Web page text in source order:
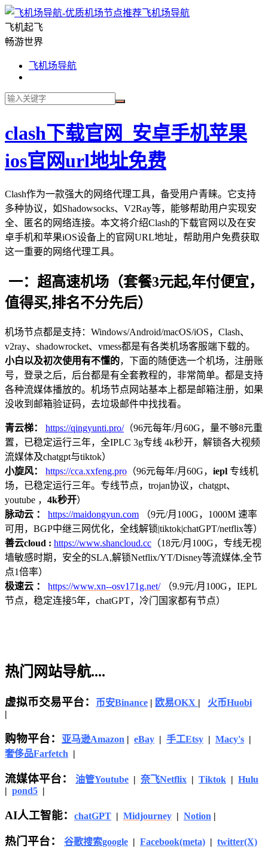
飞机场导航
飞机起飞
畅游世界
飞机场导航
clash下载官网_安卓手机苹果
ios官网url地址免费
Clash作为一款强大的网络代理工具，备受用户青睐。它支持
多种协议，如Shadowsocks、V2Ray等，能够帮助用户实现安
全、匿名的网络连接。本文将介绍Clash的下载官网以及在安
卓手机和苹果iOS设备上的官网URL地址，帮助用户免费获取
这一重要的网络代理工具。
一：超高速机场（套餐3元起,年付便宜，
值得买,排名不分先后）
机场节点都是支持：Windows/Android/macOS/iOS，Clash、
v2ray、shadowrocket、vmess都是有各类机场客服端下载的。
小白以及初次使用有不懂的，下面的随便选一个机场，注册账
号，登录之后，后台都是有全套教程的，非常简单。都是支持
各种流媒体播放的。机场节点网站基本上都是邮箱注册，如果
没收到邮箱验证码，去垃圾邮件中找找看。
青云梯： https://qingyunti.pro/（96元每年/月60G，量不够8元重
置，已稳定运行三年，全IPLC 3g专线 4k秒开，解锁各大视频
流媒体及chatgpt与tiktok）
小旋风：
https://cca.xxfeng.pro （96元每年/月60G， iepl 专线机
场，已稳定运行三年。专线节点，trojan协议，chatgpt、
youtube ， 4k秒开）
脉动云 ：
https://maidongyun.com （9元/月100G，1000M 速率
可用，BGP中继三网优化，全线解锁|tiktok|chatGPT/netflix等）
善云cloud : https://www.shancloud.cc （18元/月100G，专线无视
墙敏感时期，安全的SLA,解锁Netflix/YT/Disney等流媒体,全节
点1倍率）
极速云 ：
https://www.xn--osv171g.net/（9.9元/月100G，IEPL
节点，稳定连接5年，chatGPT，冷门国家都有节点）
热门网站导航....
虚拟币交易平台： 币安Binance | 欧易OKX | 火币Huobi
|
购物平台： 亚马逊Amazon | eBay | 手工Etsy | Macy's |
奢侈品Farfetch |
流媒体平台： 油管Youtube | 奈飞Netflix | Tiktok | Hulu
| pond5 |
AI人工智能： chatGPT | Midjourney | Notion |
热门平台： 谷歌搜索google | Facebook(meta) | twitter(X)